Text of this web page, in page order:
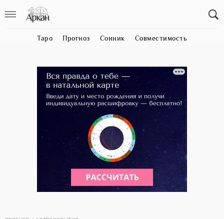
Таро Прогноз Сонник Совместимость